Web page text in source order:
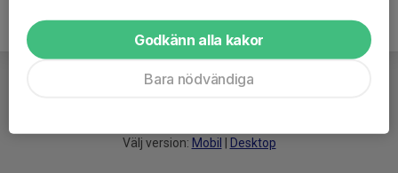
Välj version: Mobil Desktop
Godkänn alla kakor
Bara nödvändiga